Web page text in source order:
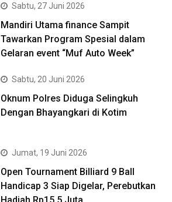
Sabtu, 27 Juni 2026
Mandiri Utama finance Sampit
Tawarkan Program Spesial dalam
Gelaran event “Muf Auto Week”
Sabtu, 20 Juni 2026
Oknum Polres Diduga Selingkuh
Dengan Bhayangkari di Kotim
Jumat, 19 Juni 2026
Open Tournament Billiard 9 Ball
Handicap 3 Siap Digelar, Perebutkan